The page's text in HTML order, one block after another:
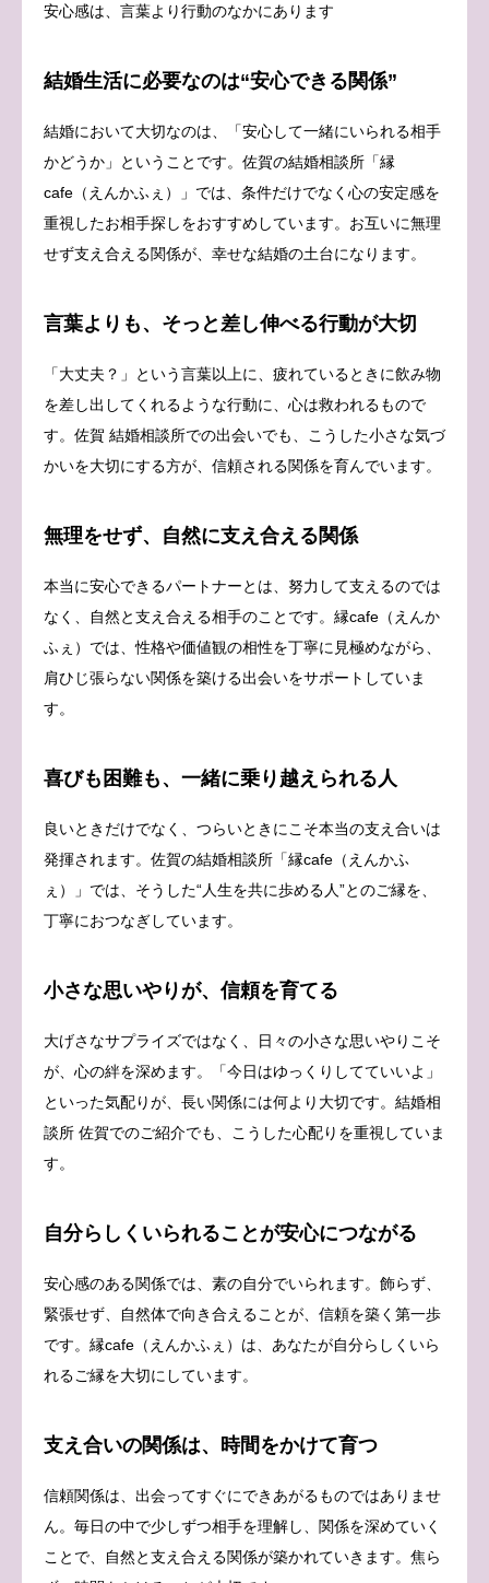
安心感は、言葉より行動のなかにあります
結婚生活に必要なのは“安心できる関係”
結婚において大切なのは、「安心して一緒にいられる相手
かどうか」ということです。佐賀の結婚相談所「縁
cafe（えんかふぇ）」では、条件だけでなく心の安定感を
重視したお相手探しをおすすめしています。お互いに無理
せず支え合える関係が、幸せな結婚の土台になります。
言葉よりも、そっと差し伸べる行動が大切
「大丈夫？」という言葉以上に、疲れているときに飲み物
を差し出してくれるような行動に、心は救われるもので
す。佐賀 結婚相談所での出会いでも、こうした小さな気づ
かいを大切にする方が、信頼される関係を育んでいます。
無理をせず、自然に支え合える関係
本当に安心できるパートナーとは、努力して支えるのでは
なく、自然と支え合える相手のことです。縁cafe（えんか
ふぇ）では、性格や価値観の相性を丁寧に見極めながら、
肩ひじ張らない関係を築ける出会いをサポートしていま
す。
喜びも困難も、一緒に乗り越えられる人
良いときだけでなく、つらいときにこそ本当の支え合いは
発揮されます。佐賀の結婚相談所「縁cafe（えんかふ
ぇ）」では、そうした“人生を共に歩める人”とのご縁を、
丁寧におつなぎしています。
小さな思いやりが、信頼を育てる
大げさなサプライズではなく、日々の小さな思いやりこそ
が、心の絆を深めます。「今日はゆっくりしてていいよ」
といった気配りが、長い関係には何より大切です。結婚相
談所 佐賀でのご紹介でも、こうした心配りを重視していま
す。
自分らしくいられることが安心につながる
安心感のある関係では、素の自分でいられます。飾らず、
緊張せず、自然体で向き合えることが、信頼を築く第一歩
です。縁cafe（えんかふぇ）は、あなたが自分らしくいら
れるご縁を大切にしています。
支え合いの関係は、時間をかけて育つ
信頼関係は、出会ってすぐにできあがるものではありませ
ん。毎日の中で少しずつ相手を理解し、関係を深めていく
ことで、自然と支え合える関係が築かれていきます。焦ら